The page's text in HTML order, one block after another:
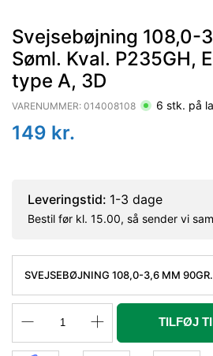
Svejsebøjning 108,0-
Søml. Kval. P235GH,
type A, 3D
VARENUMMER: 014008108 6 stk. på
149 kr.
Leveringstid: 1-3 dage
Bestil før kl. 15.00, så sender vi
SVEJSEBØJNING 108,0-3,6 MM 90GR.
A, 3D
TILFØJ